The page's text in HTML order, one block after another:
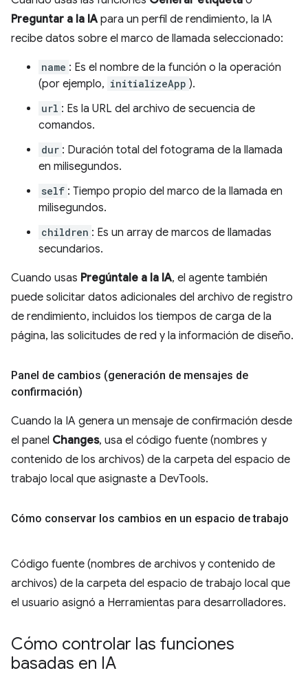
Preguntar a la IA para un perfil de rendimiento, la IA
recibe datos sobre el marco de llamada seleccionado:
name : Es el nombre de la función o la operación
(por ejemplo, initializeApp ).
url : Es la URL del archivo de secuencia de
comandos.
dur : Duración total del fotograma de la llamada
en milisegundos.
self : Tiempo propio del marco de la llamada en
milisegundos.
children : Es un array de marcos de llamadas
secundarios.
Cuando usas Pregúntale a la IA, el agente también
puede solicitar datos adicionales del archivo de registro
de rendimiento, incluidos los tiempos de carga de la
página, las solicitudes de red y la información de diseño.
Panel de cambios (generación de mensajes de
confirmación)
Cuando la IA genera un mensaje de confirmación desde
el panel Changes, usa el código fuente (nombres y
contenido de los archivos) de la carpeta del espacio de
trabajo local que asignaste a DevTools.
Cómo conservar los cambios en un espacio de trabajo
Código fuente (nombres de archivos y contenido de
archivos) de la carpeta del espacio de trabajo local que
el usuario asignó a Herramientas para desarrolladores.
Cómo controlar las funciones
basadas en IA